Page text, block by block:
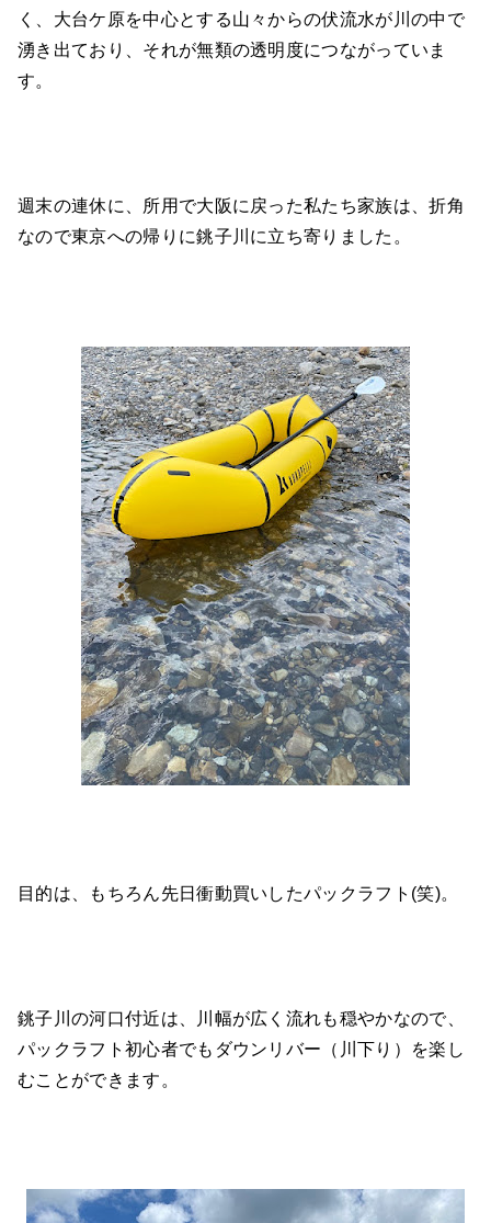
く、大台ケ原を中心とする山々からの伏流水が川の中で
湧き出ており、それが無類の透明度につながっていま
す。
週末の連休に、所用で大阪に戻った私たち家族は、折角
なので東京への帰りに銚子川に立ち寄りました。
目的は、もちろん先日衝動買いしたパックラフト(笑)。
銚子川の河口付近は、川幅が広く流れも穏やかなので、
パックラフト初心者でもダウンリバー（川下り）を楽し
むことができます。